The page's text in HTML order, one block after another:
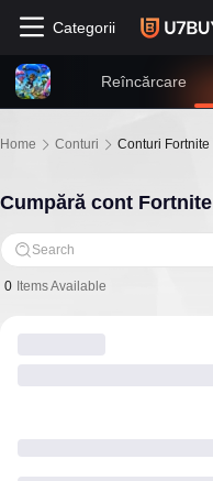
Categorii
Reîncărcare
Home Conturi Conturi Fortnite
Cumpără cont
Search
0 Items Available